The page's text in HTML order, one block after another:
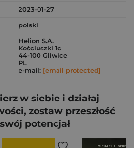
2023-01-27
polski
Helion S.A.
Kościuszki 1c
44-100 Gliwice
PL
e-mail: [email protected]
w siebie i działaj
zostaw przeszłość
potencjał